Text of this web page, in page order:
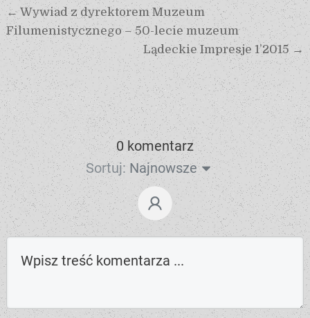
← Wywiad z dyrektorem Muzeum
Filumenistycznego – 50-lecie muzeum
Lądeckie Impresje 1’2015 →
0 komentarz
Sortuj: Najnowsze